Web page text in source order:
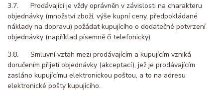
3.7. Prodávající je vždy oprávněn v závislosti na charakteru
objednávky (množství zboží, výše kupní ceny, předpokládané
náklady na dopravu) požádat kupujícího o dodatečné potvrzení
objednávky (například písemně či telefonicky).
3.8. Smluvní vztah mezi prodávajícím a kupujícím vzniká
doručením přijetí objednávky (akceptací), jež je prodávajícím
zasláno kupujícímu elektronickou poštou, a to na adresu
elektronické pošty kupujícího.